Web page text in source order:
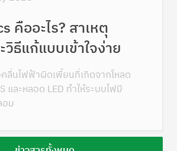
คืออะไร? สาเหตุ
วิธีแก้แบบเข้าใจง่าย
ลื่นไฟฟ้าผิดเพี้ยนที่เกิดจากโหลด
และหลอด LED ทำให้ระบบไฟมี
ม